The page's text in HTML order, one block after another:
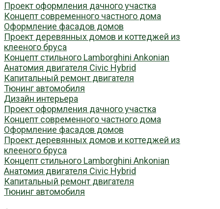
Проект оформления дачного участка
Концепт современного частного дома
Оформление фасадов домов
Проект деревянных домов и коттеджей из
клееного бруса
Концепт стильного Lamborghini Ankonian
Анатомия двигателя Civic Hybrid
Капитальный ремонт двигателя
Тюнинг автомобиля
Дизайн интерьера
Проект оформления дачного участка
Концепт современного частного дома
Оформление фасадов домов
Проект деревянных домов и коттеджей из
клееного бруса
Концепт стильного Lamborghini Ankonian
Анатомия двигателя Civic Hybrid
Капитальный ремонт двигателя
Тюнинг автомобиля